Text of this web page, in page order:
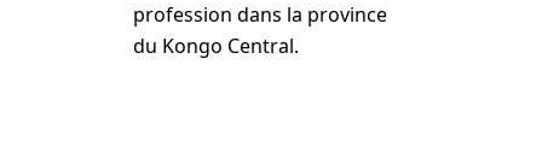
profession dans la province
du Kongo Central.